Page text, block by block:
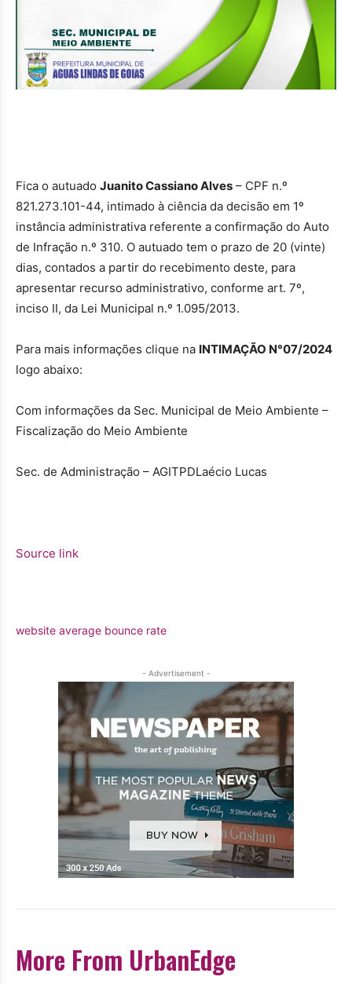
Fica o autuado Juanito Cassiano Alves – CPF n.º
821.273.101-44, intimado à ciência da decisão em 1º
instância administrativa referente a confirmação do Auto
de Infração n.º 310. O autuado tem o prazo de 20 (vinte)
dias, contados a partir do recebimento deste, para
apresentar recurso administrativo, conforme art. 7º,
inciso II, da Lei Municipal n.º 1.095/2013.
Para mais informações clique na INTIMAÇÃO N°07/2024
logo abaixo:
Com informações da Sec. Municipal de Meio Ambiente –
Fiscalização do Meio Ambiente
Sec. de Administração – AGITPDLaécio Lucas
Source link
website average bounce rate
- Advertisement -
More From UrbanEdge